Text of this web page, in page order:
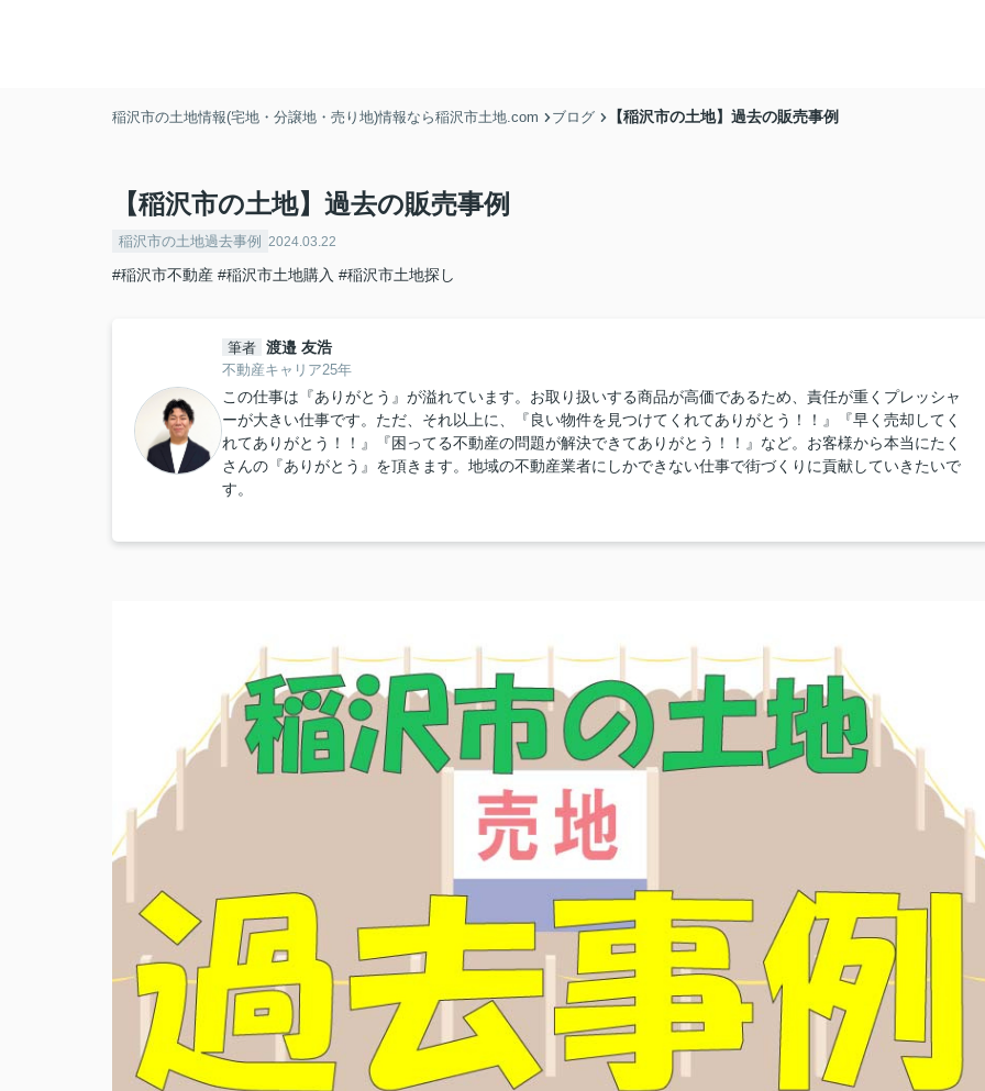
稲沢市の土地情報(宅地・分譲地・売り地)情報なら稲沢市土地.com ブログ 【稲沢市の土地】過去の販売事例
【稲沢市の土地】過去の販売事例
稲沢市の土地過去事例 2024.03.22
#稲沢市不動産 #稲沢市土地購入 #稲沢市土地探し
筆者 渡邉 友浩
不動産キャリア25年
この仕事は『ありがとう』が溢れています。お取り扱いする商品が高価であるため、責任が重くプレッシャ
ーが大きい仕事です。ただ、それ以上に、『良い物件を見つけてくれてありがとう！！』『早く売却してく
れてありがとう！！』『困ってる不動産の問題が解決できてありがとう！！』など。お客様から本当にたく
さんの『ありがとう』を頂きます。地域の不動産業者にしかできない仕事で街づくりに貢献していきたいで
す。